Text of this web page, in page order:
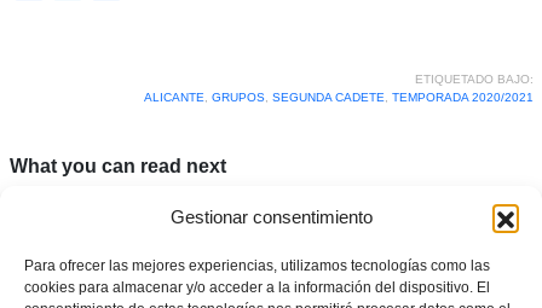
Gestionar consentimiento
Para ofrecer las mejores experiencias, utilizamos tecnologías como las
cookies para almacenar y/o acceder a la información del dispositivo. El
ETIQUETADO BAJO:
ALICANTE
GRUPOS, SEGUNDA CADETE TEMPORADA 2020/2021
What you can read next